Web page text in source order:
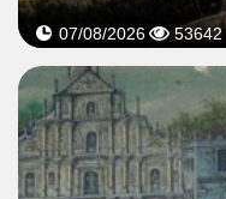
07/08/2026 53642